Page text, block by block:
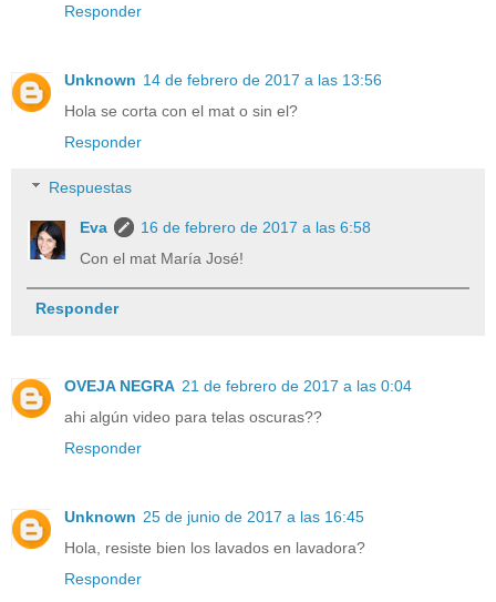
Responder
Unknown 14 de febrero de 2017 a las 13:56
Hola se corta con el mat o sin el?
Responder
Respuestas
Eva
16 de febrero de 2017 a las 6:58
Con el mat María José!
Responder
OVEJA NEGRA 21 de febrero de 2017 a las 0:04
ahi algún video para telas oscuras??
Responder
Unknown 25 de junio de 2017 a las 16:45
Hola, resiste bien los lavados en lavadora?
Responder